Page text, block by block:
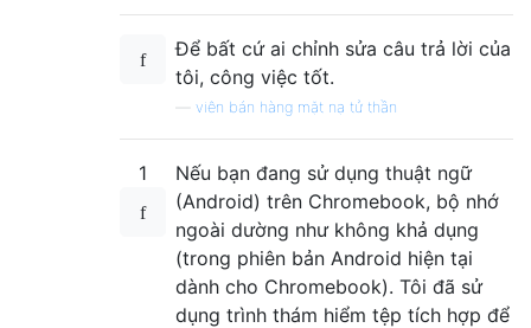
Để bất cứ ai chỉnh sửa câu trả lời của
tôi, công việc tốt.
viên bán hàng mặt nạ tử thần
1
Nếu bạn đang sử dụng thuật ngữ
(Android) trên Chromebook, bộ nhớ
ngoài dường như không khả dụng
(trong phiên bản Android hiện tại
dành cho Chromebook). Tôi đã sử
dụng trình thám hiểm tệp tích hợp để